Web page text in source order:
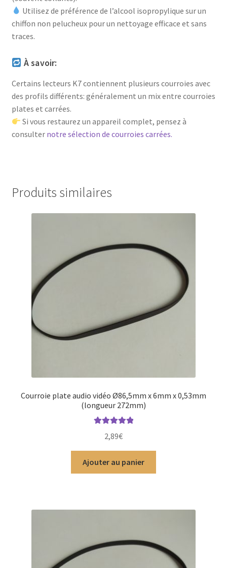
Utilisez de préférence de l’alcool isopropylique sur un
chiffon non pelucheux pour un nettoyage efficace et sans
traces.
À savoir:
Certains lecteurs K7 contiennent plusieurs courroies avec
des profils différents: généralement un mix entre courroies
plates et carrées.
Si vous restaurez un appareil complet, pensez à
consulter notre sélection de courroies carrées.
Produits similaires
Courroie plate audio vidéo Ø86,5mm x 6mm x 0,53mm
(longueur 272mm)
2,89€
Ajouter au panier